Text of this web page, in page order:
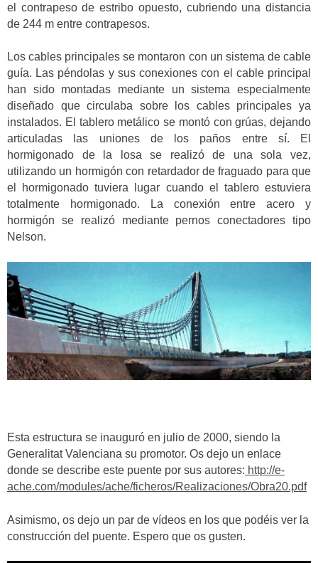
el contrapeso de estribo opuesto, cubriendo una distancia
de 244 m entre contrapesos.
Los cables principales se montaron con un sistema de cable
guía. Las péndolas y sus conexiones con el cable principal
han sido montadas mediante un sistema especialmente
diseñado que circulaba sobre los cables principales ya
instalados. El tablero metálico se montó con grúas, dejando
articuladas las uniones de los paños entre sí. El
hormigonado de la losa se realizó de una sola vez,
utilizando un hormigón con retardador de fraguado para que
el hormigonado tuviera lugar cuando el tablero estuviera
totalmente hormigonado. La conexión entre acero y
hormigón se realizó mediante pernos conectadores tipo
Nelson.
Esta estructura se inauguró en julio de 2000, siendo la
Generalitat Valenciana su promotor. Os dejo un enlace
donde se describe este puente por sus autores: http://e-
ache.com/modules/ache/ficheros/Realizaciones/Obra20.pdf
Asimismo, os dejo un par de vídeos en los que podéis ver la
construcción del puente. Espero que os gusten.